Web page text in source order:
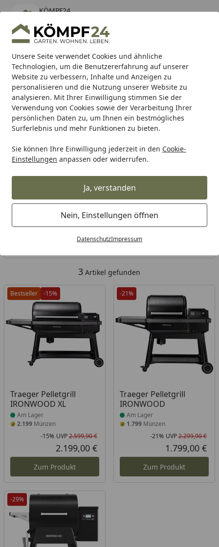
Unsere Seite verwendet Cookies und ähnliche
Technologien, um die Benutzererfahrung auf unserer
Website zu verbessern, Inhalte und Anzeigen zu
personalisieren und die Nutzung unserer Website zu
analysieren. Mit Ihrer Einwilligung stimmen Sie der
Verwendung von Cookies sowie der Verarbeitung Ihrer
persönlichen Daten zu, um Ihnen ein bestmögliches
Surferlebnis und mehr Funktionen zu bieten.
Sie können Ihre Einwilligung jederzeit in den Cookie-
Einstellungen anpassen oder widerrufen.
Ja, verstanden
Nein, Einstellungen öffnen
DatenschutzImpressum
KÖMPF24
kostenlos - Im App Store
Hotline
Alle Produkte
Mein Konto
Suchen
Karibu Pools inkl. gratis Sandfilteranlage & Pool-
Starterset (Gesamtwert bis 468,99€)
Startseite
Traeger Traeger Pelletgrill Traeger Ironwood
Traeger Ironwood
Ihre Artikelübersicht
Kategorien
3 Artikel gefunden
Bestseller -15%
Traeger Pelletgrill
IRONWOOD XL
Produkt am Lager
Am Lager
2.199 Münzen
Rabatt in Prozent
-15%
Ursprünglicher Preis
UVP2.599,90 €
Aktueller Preis
2.199,00 €
Zum Produkt
-21%
Traeger Pelletgrill
IRONWOOD
Produkt am Lager
Am Lager
1.799Münzen
-21% UVP2.299,90 €
1.799,00 €
Zum Produkt
-29%